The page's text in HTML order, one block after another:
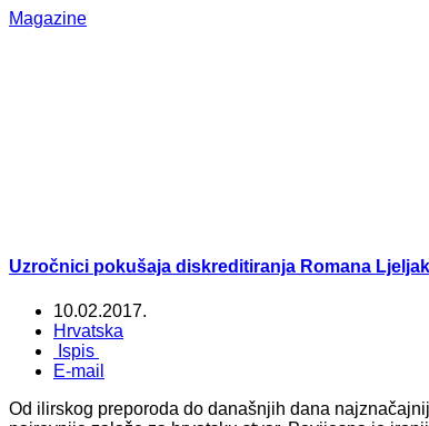
Magazine
Uzročnici pokušaja diskreditiranja Romana
10.02.2017.
Hrvatska
Ispis
E-mail
Od ilirskog preporoda do današnjih dana